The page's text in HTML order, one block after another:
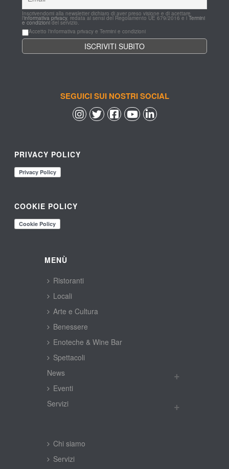
Inscrivendomi alla newsletter dichiaro di aver preso visione e di acettare
l'informativa privacy, redata ai sensi del Regolamento UE 679/2016 e i Termini
e condizioni del servizio.
Accetto l'informativa privacy e Termini e condizioni
SEGUICI SUI NOSTRI SOCIAL
PRIVACY POLICY
COOKIE POLICY
MENÙ
Ristoranti
Locali
Arte e Cultura
Benessere
Enoteche & Wine Bar
Spettacoli
New
Eventi
Servizi
Chi siamo
Servizi